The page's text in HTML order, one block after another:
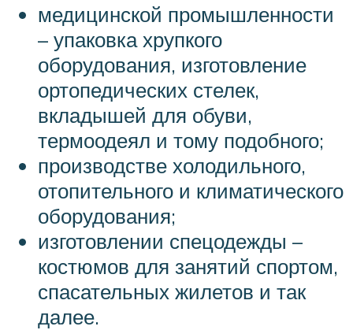
медицинской промышленности
– упаковка хрупкого
оборудования, изготовление
ортопедических стелек,
вкладышей для обуви,
термоодеял и тому подобного;
производстве холодильного,
отопительного и климатического
оборудования;
изготовлении спецодежды –
костюмов для занятий спортом,
спасательных жилетов и так
далее.